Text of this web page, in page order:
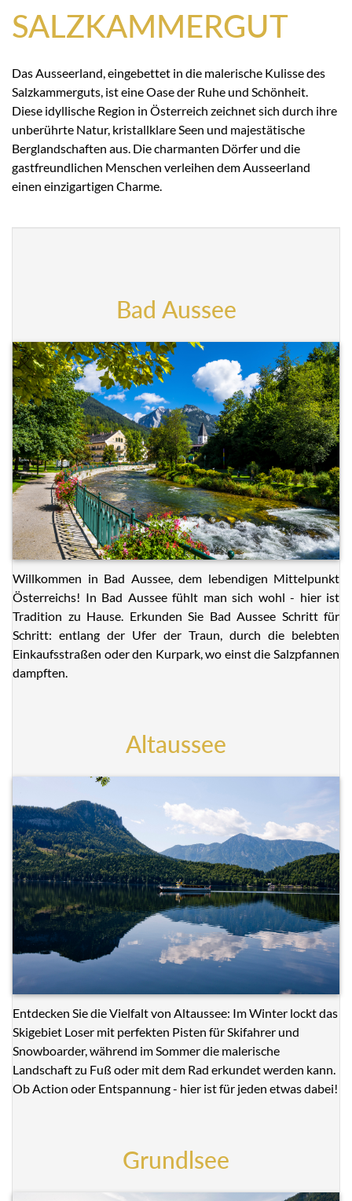
SALZKAMMERGUT
Das Ausseerland, eingebettet in die malerische Kulisse des
Salzkammerguts, ist eine Oase der Ruhe und Schönheit.
Diese idyllische Region in Österreich zeichnet sich durch ihre
unberührte Natur, kristallklare Seen und majestätische
Berglandschaften aus. Die charmanten Dörfer und die
gastfreundlichen Menschen verleihen dem Ausseerland
einen einzigartigen Charme.
Bad Aussee
Willkommen in Bad Aussee, dem lebendigen Mittelpunkt
Österreichs! In Bad Aussee fühlt man sich wohl - hier ist
Tradition zu Hause. Erkunden Sie Bad Aussee Schritt für
Schritt: entlang der Ufer der Traun, durch die belebten
Einkaufsstraßen oder den Kurpark, wo einst die Salzpfannen
dampften.
Altaussee
Entdecken Sie die Vielfalt von Altaussee: Im Winter lockt das
Skigebiet Loser mit perfekten Pisten für Skifahrer und
Snowboarder, während im Sommer die malerische
Landschaft zu Fuß oder mit dem Rad erkundet werden kann.
Ob Action oder Entspannung - hier ist für jeden etwas dabei!
Grundlsee